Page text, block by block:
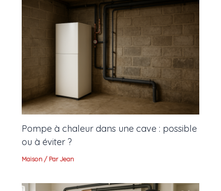
Pompe à chaleur dans une cave : possible
ou à éviter ?
Maison / ParJean